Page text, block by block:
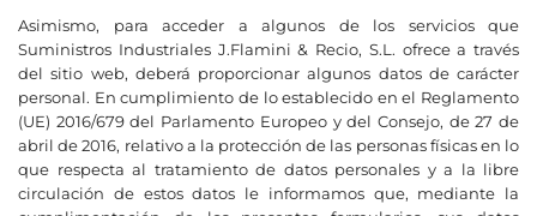
Asimismo, para acceder a algunos de los servicios que
Suministros Industriales J.Flamini & Recio, S.L. ofrece a través
del sitio web, deberá proporcionar algunos datos de carácter
personal. En cumplimiento de lo establecido en el Reglamento
(UE) 2016/679 del Parlamento Europeo y del Consejo, de 27 de
abril de 2016, relativo a la protección de las personas físicas en lo
que respecta al tratamiento de datos personales y a la libre
circulación de estos datos le informamos que, mediante la